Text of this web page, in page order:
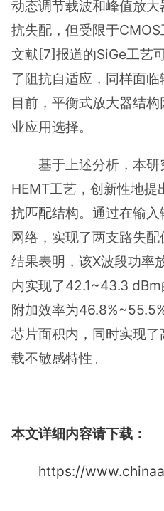
动态调节载波和峰值放
抗失配，但受限于CMOS
文献[7]报道的SiGe工艺
了阻抗自适应，同样面临
目前，平衡式放大器结
业应用选择。
基于上述分析，本
HEMT工艺，创新性地提
抗匹配结构。通过在输
网络，实现了两支路失
结果表明，该X波段功率
内实现了42.1~43.3
附加效率为
芯片面积内，同时实现
载不敏感特性。
本文详细内容请下载：
https://